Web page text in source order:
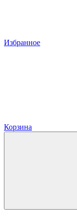
Избранное
Корзина